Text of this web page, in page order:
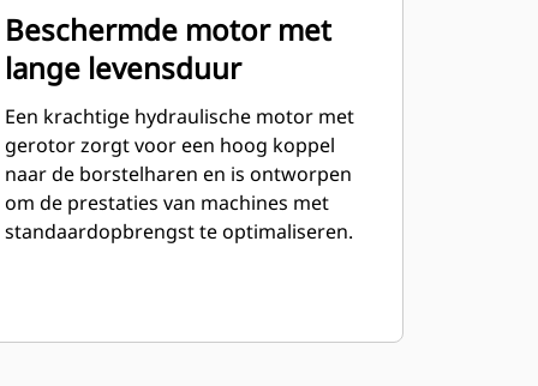
Beschermde motor met
lange levensduur
Een krachtige hydraulische motor met
gerotor zorgt voor een hoog koppel
naar de borstelharen en is ontworpen
om de prestaties van machines met
standaardopbrengst te optimaliseren.